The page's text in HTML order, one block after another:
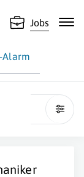
Jobs
Alarm